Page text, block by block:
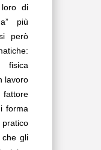
loro di
più
però
lavoro
fattore
forma
pratico
che gli